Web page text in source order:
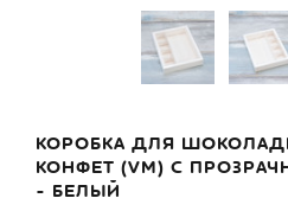
КОРОБКА ДЛЯ
КОНФЕТ (VM) С
- БЕЛЫЙ